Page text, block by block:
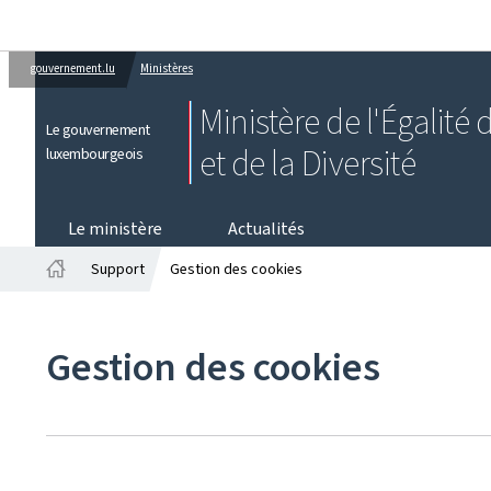
gouvernement.lu Ministères
Le gouvernement
luxembourgeois
Ministère de l'Égalité
et de la Diversité
Le ministère
Actualités
Support Gestion des cookies
Gestion des cookies